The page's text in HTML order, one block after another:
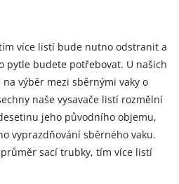
více listí bude nutno odstranit a
pytle budete potřebovat. U našich
výběr mezi sběrnými vaky o
naše vysavače listí rozmělní
jeho původního objemu,
vyprazdňování sběrného vaku.
sací trubky, tím více listí